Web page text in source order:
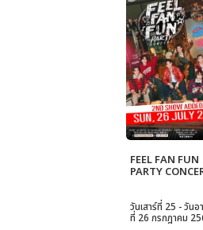
FEEL FAN FUN
PARTY
วันเสาร์ที่ 25 - วัน
ที่ 26 กรกฎาคม